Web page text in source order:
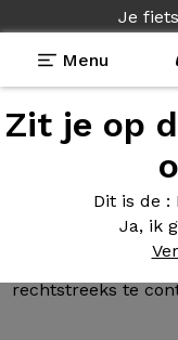
Menu
Zit je op
Dit is de :
Ja, ik
Onze klanten
rechtstreeks te